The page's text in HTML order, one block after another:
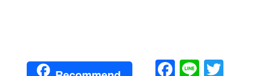
Facebook
Line